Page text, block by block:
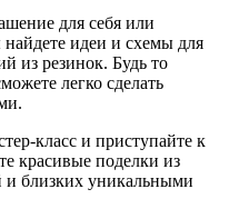
для себя или
найдете идеи и схемы для
из резинок. Будь то
легко сделать
класс и приступайте к
красивые поделки из
и близких уникальными